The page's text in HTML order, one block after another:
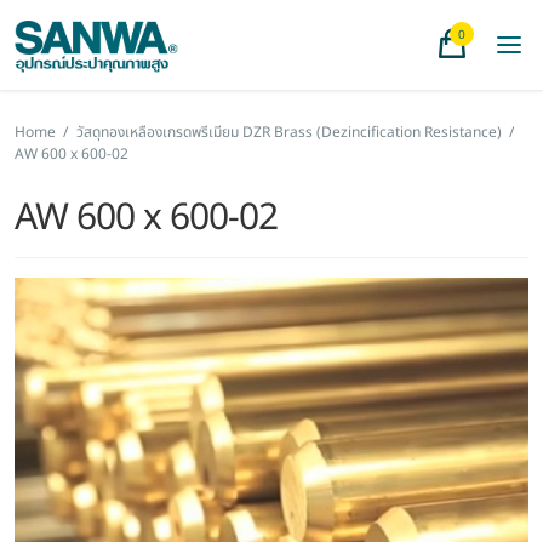
0
Home / วัสดุทองเหลืองเกรดพรีเมียม DZR Brass (Dezincification Resistance) /
AW 600 x 600-02
AW 600 x 600-02